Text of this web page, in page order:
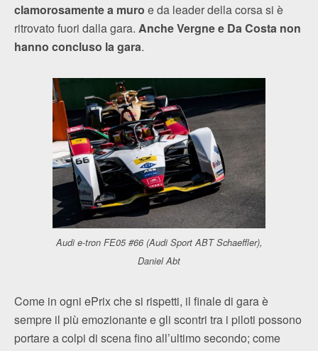
clamorosamente a muro e da leader della corsa si è
ritrovato fuori dalla gara. Anche Vergne e Da Costa non
hanno concluso la gara.
Audi e-tron FE05 #66 (Audi Sport ABT Schaeffler),
Daniel Abt
Come in ogni ePrix che si rispetti, il finale di gara è
sempre il più emozionante e gli scontri tra i piloti possono
portare a colpi di scena fino all’ultimo secondo; come